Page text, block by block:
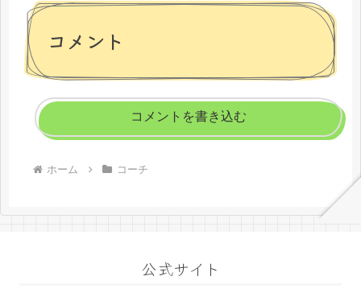
コメント
コメントを書き込む
ホーム コーチ
公式サイト